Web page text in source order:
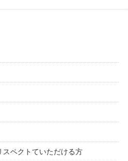
ペクトていただける方